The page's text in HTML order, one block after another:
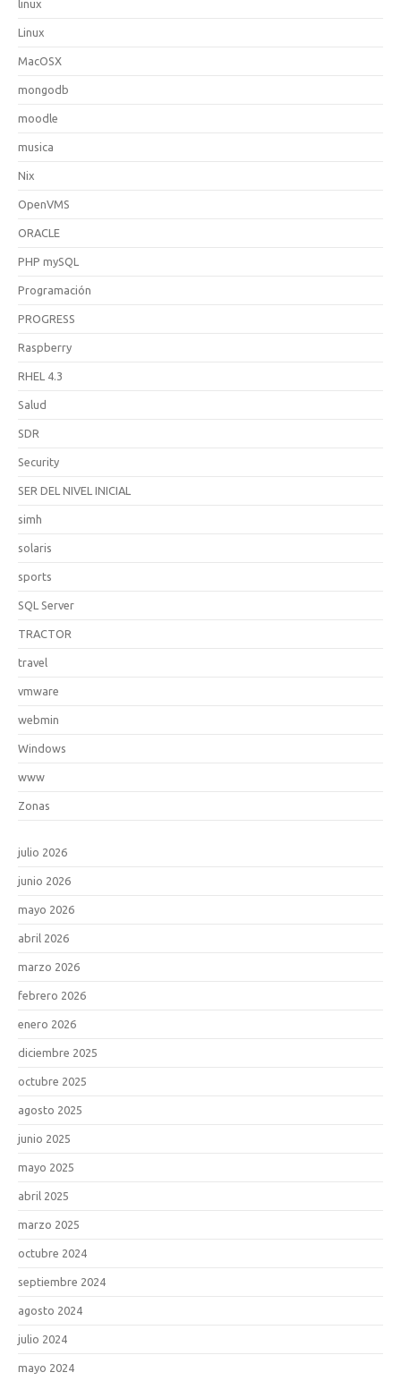
linux
Linux
MacOSX
mongodb
moodle
musica
Nix
OpenVMS
ORACLE
PHP mySQL
Programación
PROGRESS
Raspberry
RHEL 4.3
Salud
SDR
Security
SER DEL NIVEL INICIAL
simh
solaris
sports
SQL Server
TRACTOR
travel
vmware
webmin
Windows
www
Zonas
julio 2026
junio 2026
mayo 2026
abril 2026
marzo 2026
febrero 2026
enero 2026
diciembre 2025
octubre 2025
agosto 2025
junio 2025
mayo 2025
abril 2025
marzo 2025
octubre 2024
septiembre 2024
agosto 2024
julio 2024
mayo 2024